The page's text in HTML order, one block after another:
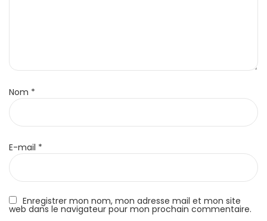
Enregistrer mon nom, mon adresse mail et mon site
web dans le navigateur pour mon prochain commentaire.
Nom *
E-mail *